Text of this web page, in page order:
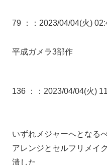
79 ： ：2023/04/04(火)
平成ガメラ3部作
136 ： ：2023/04/04(火)
いずれメジャーへとなる
アレンジとセルフリメイ
潰した